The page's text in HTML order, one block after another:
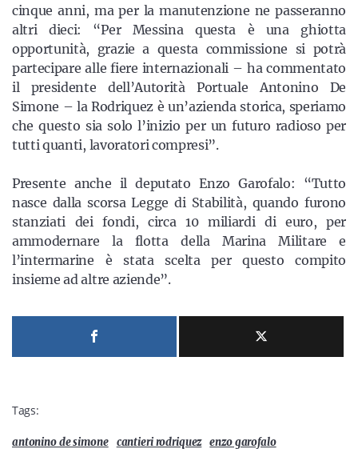
cinque anni, ma per la manutenzione ne passeranno
altri dieci: “Per Messina questa è una ghiotta
opportunità, grazie a questa commissione si potrà
partecipare alle fiere internazionali – ha commentato
il presidente dell’Autorità Portuale Antonino De
Simone – la Rodriquez è un’azienda storica, speriamo
che questo sia solo l’inizio per un futuro radioso per
tutti quanti, lavoratori compresi”.
Presente anche il deputato Enzo Garofalo: “Tutto
nasce dalla scorsa Legge di Stabilità, quando furono
stanziati dei fondi, circa 10 miliardi di euro, per
ammodernare la flotta della Marina Militare e
l’intermarine è stata scelta per questo compito
insieme ad altre aziende”.
Tags:
antonino de simone cantieri rodriquez enzo garofalo